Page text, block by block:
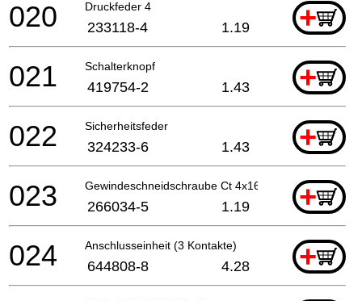
Druckfeder 4 +
020 233118-4 1.19
Schalterknopf +
021 419754-2 1.43
Sicherheitsfeder +
022 324233-6 1.43
Gewindeschneidschraube Ct 4x16 +
023 266034-5 1.19
Anschlusseinheit (3 Kontakte) +
024 644808-8 4.28